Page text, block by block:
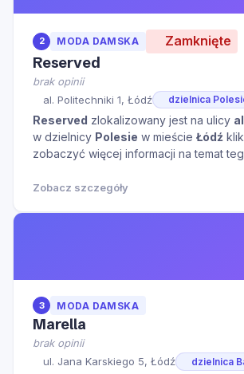
2 MODA DAMSKA Zamknięte
Reserved
brak opinii
al. Politechniki 1, Łódź
dzielnica
Reserved zlokalizowany jest na ulicy
w dzielnicy Polesie w mieście Łódź
zobaczyć więcej informacji na temat
Zobacz szczegóły
3 MODA DAMSKA
Marella
brak opinii
ul. Jana Karskiego 5, Łódź
dzielnica